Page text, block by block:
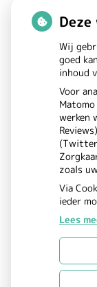
Wij
goed
inhoud
Voor
werken
zoals
Via
ieder
Lees